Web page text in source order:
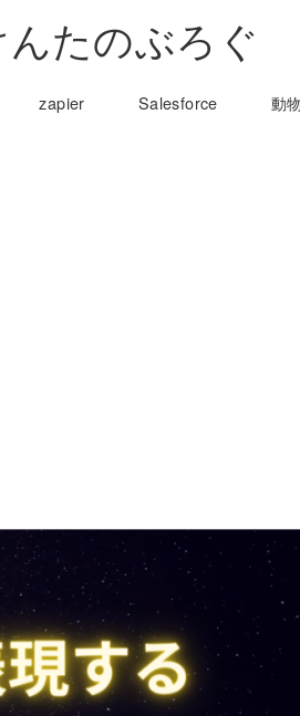
たのぶろぐ
zapier Salesforce 動物